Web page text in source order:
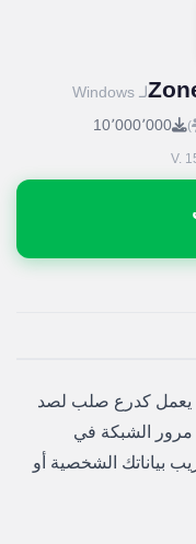
لـ Windows
) 10٬000٬000
V.
يعمل كدرع صلب لصد
مرور الشبكة في
بياناتك الشخصية أو